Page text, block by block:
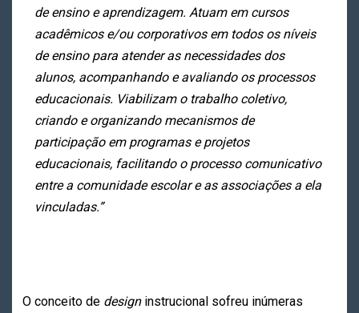
de ensino e aprendizagem. Atuam em cursos
acadêmicos e/ou corporativos em todos os níveis
de ensino para atender as necessidades dos
alunos, acompanhando e avaliando os processos
educacionais. Viabilizam o trabalho coletivo,
criando e organizando mecanismos de
participação em programas e projetos
educacionais, facilitando o processo comunicativo
entre a comunidade escolar e as associações a ela
vinculadas.”
O conceito de design instrucional sofreu inúmeras